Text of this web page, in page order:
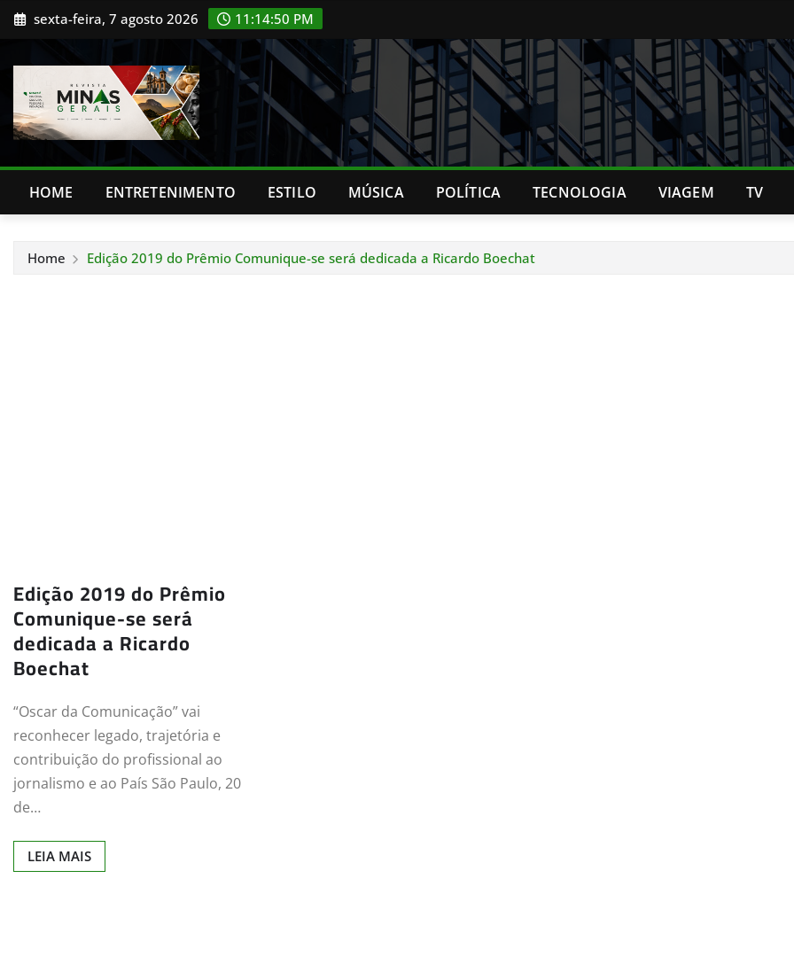
Skip sexta-feira, 7 agosto 2026 11:14:51 PM
HOME ENTRETENIMENTO ESTILO MÚSICA POLÍTICA TECNOLOGIA VIAGEM TV
Home Edição 2019 do Prêmio Comunique-se será dedicada a Ricardo Boechat
Edição 2019 do Prêmio
Comunique-se será
dedicada a Ricardo
Boechat
“Oscar da Comunicação” vai
reconhecer legado, trajetória e
contribuição do profissional ao
jornalismo e ao País São Paulo, 20
de…
LEIA MAIS